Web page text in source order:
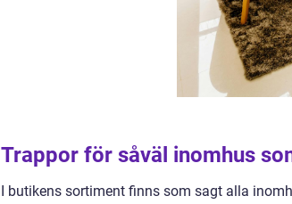
Trappor för såväl inomhus
I butikens sortiment finns som sagt alla